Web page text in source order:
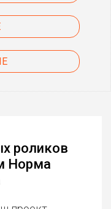
роликов
Норма